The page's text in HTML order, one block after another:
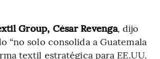
Group, César Revenga, dijo
“no solo consolida a Guatemala
textil estratégica para EE.UU.